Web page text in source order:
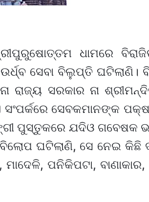
ଧାମରେ
ସେବା ବିଲୁପ୍ତି ଘଟିଲାଣି।
ରାଜ୍ୟ ସରକାର ନା
ସେବକମାନଙ୍କ
ପୁସ୍ତୁକରେ ଯଦିଓ ଗବେଷକ
ଘଟିଲାଣି, ସେ ନେଇ କିଛି
ପନିକିପଟା,